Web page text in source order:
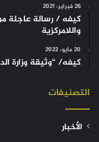
26 فبراير، 2021
كيفه / رسالة عاجلة
واللامركزية
20 مايو، 2022
كيفه/ “وثيقة وزارة
التصنيفات
الأخبار